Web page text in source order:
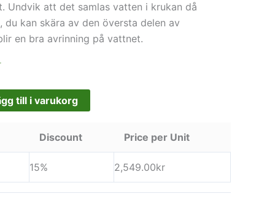
Undvik att det samlas vatten i krukan då
du kan skära av den översta delen av
en bra avrinning på vattnet.
till i varukorg
Discount Price per Unit
15% 2,549.00kr